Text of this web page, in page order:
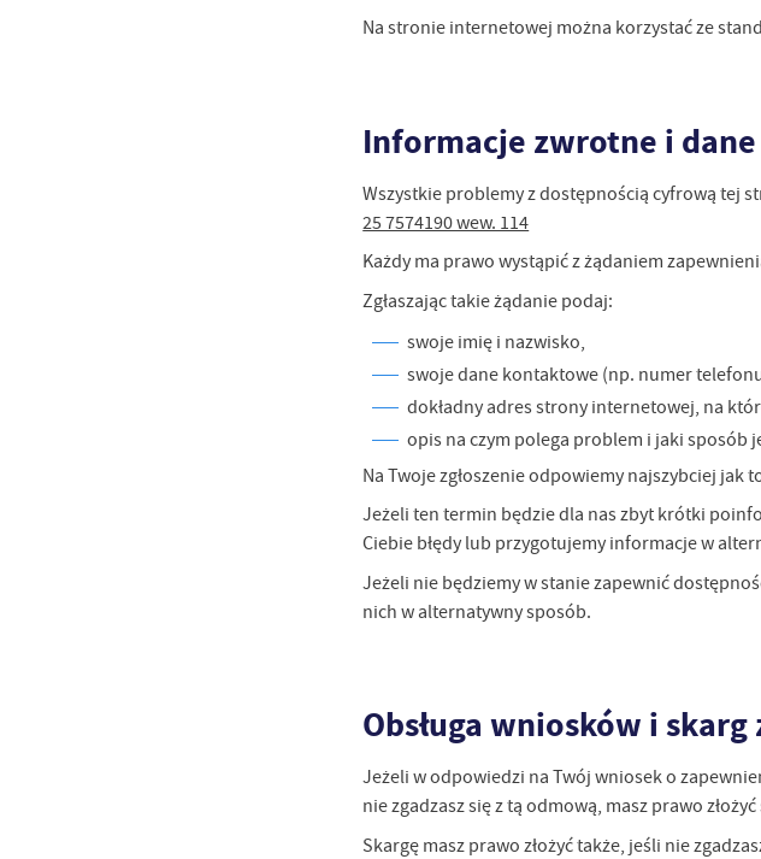
Na stronie internetowej można korzystać ze
Informacje zwrotne i
Wszystkie problemy z dostępnością cyfrową tej
25 7574190 wew. 114
Każdy ma prawo wystąpić z żądaniem
Zgłaszając takie żądanie podaj:
swoje imię i nazwisko,
swoje dane kontaktowe (np. numer
dokładny adres strony internetowej, na
opis na czym polega problem i jaki sposób
Na Twoje zgłoszenie odpowiemy najszybciej
Jeżeli ten termin będzie dla nas zbyt krótki
Ciebie błędy lub przygotujemy informacje w
Jeżeli nie będziemy w stanie zapewnić
nich w alternatywny sposób.
Obsługa wniosków i
Jeżeli w odpowiedzi na Twój wniosek o
nie zgadzasz się z tą odmową, masz prawo
Skargę masz prawo złożyć także, jeśli nie
Ustawienia